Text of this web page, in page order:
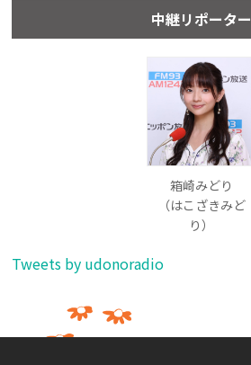
中継リポーター
箱崎みどり
（はこざきみど
り）
Tweets by udonoradio